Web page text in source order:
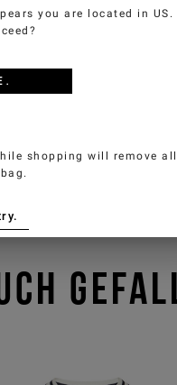
you are located in US .
shopping will remove all